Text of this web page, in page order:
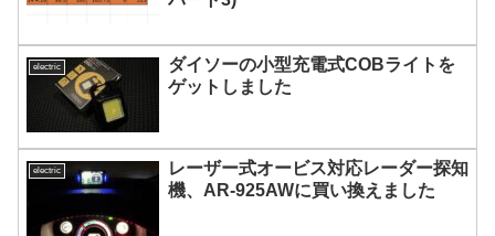
electric
ダイソーの小型充電式COBライトを
ゲットしました
electric
レーザー式オービス対応レーダー探知
機、AR-925AWに買い換えました